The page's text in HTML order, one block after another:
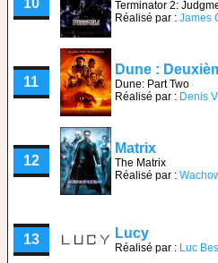
10
Terminator 2:
Réalisé par : James
11
Dune :
Dune: Part Two
Réalisé par : Denis
12
Matrix
The Matrix
Réalisé par :
13 Lucy
Réalisé par : Luc